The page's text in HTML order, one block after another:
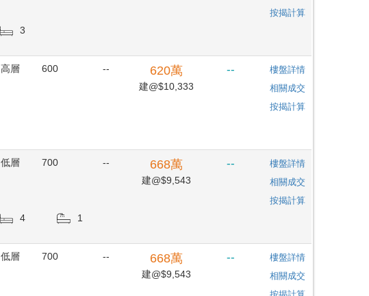
3
按揭計算
高層 600 -- 620萬
建@$10,333
--
樓盤詳情
相關成交
按揭計算
低層
4 1
700 -- 668萬
建@$9,543
--
樓盤詳情
相關成交
按揭計算
低層 700 -- 668萬
建@$9,543
--
樓盤詳情
相關成交